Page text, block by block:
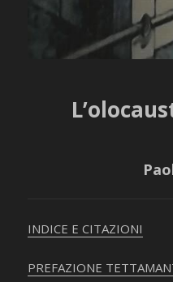
INDICE E CITAZIONI
PREFAZIONE